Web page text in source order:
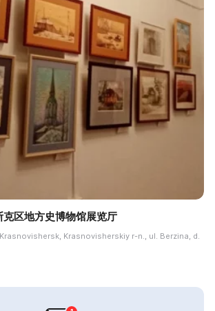
区地方史博物馆展览厅
Krasnovisherskiy r-n., ul. Berzina, d.